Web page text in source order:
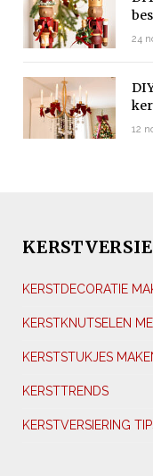
24
12
KERSTDECORATIE
KERSTKNUTSELEN
KERSTSTUKJES
KERSTTRENDS
KERSTVERSIERING